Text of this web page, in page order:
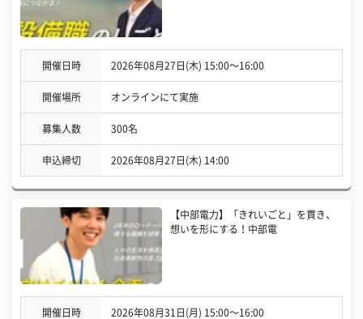
開催日時 2026年08月27日(木) 15:00〜16:00
開催場所 オンラインにて実施
募集人数 300名
申込締切 2026年08月27日(木) 14:00
【中部電力】「きれいごと」を貫き、
想いを形にする！中部電
開催日時 2026年08月31日(月) 15:00〜16:00